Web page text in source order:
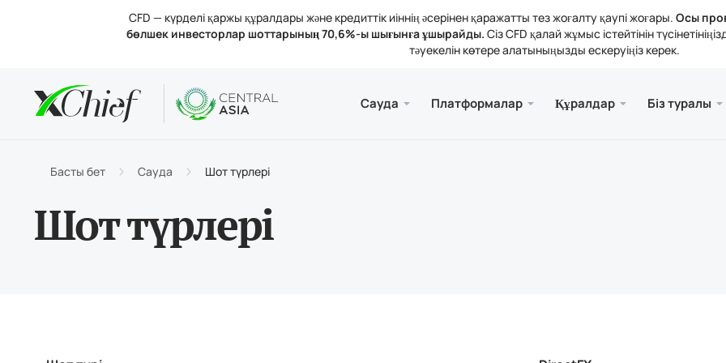
CFD — күрделі қаржы құралдары және кредиттік иіннің әсерінен қаражатты тез жоғалту қаупі жоғары. Осы
бөлшек инвесторлар шоттарының 70,6%-ы шығынға ұшырайды. Сіз CFD қалай жұмыс істейтінін
тәуекелін көтере алатыныңызды ескеруіңіз керек.
Сауда Платформалар
Үстелдік және веб. Құралдар
Аналитика Біз туралы
Компания туралы
Басты бет Сауда Шот түрлері
Шот түрлері